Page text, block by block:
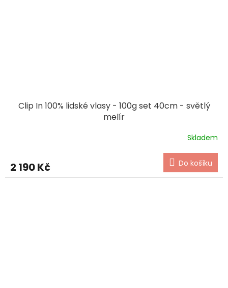
Clip In 100% lidské vlasy - 100g set 40cm - světlý
melír
Skladem
2 190 Kč Do košíku